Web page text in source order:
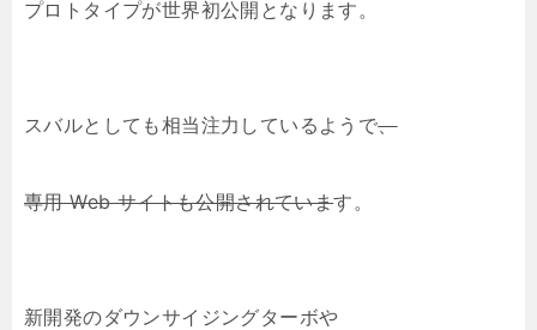
プロトタイプが世界初公開となります。
スバルとしても相当注力しているようで、
専用 Web サイトも公開されています。
新開発のダウンサイジングターボや